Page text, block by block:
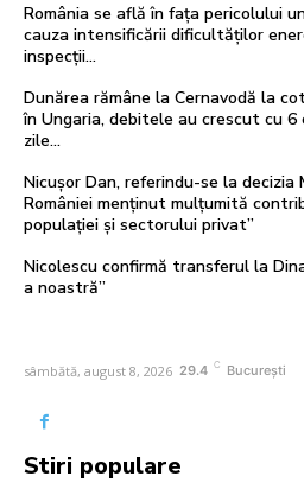
România se află în fața pericolului
cauza intensificării dificultăților
inspecții…
Dunărea rămâne la Cernavodă la
în Ungaria, debitele au crescut cu
zile...
Nicușor Dan, referindu-se la decizia
României menținut mulțumită
populației și sectorului privat”
Nicolescu confirmă transferul la
a noastră”
sâmbătă, august 8, 2026 29.4 C București
Stiri populare